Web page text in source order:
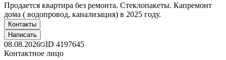
Продается квартира без ремонта. Стеклопакеты. Капремонт
дома ( водопровод, канализация) в 2025 году.
Контакты
Написать
08.08.2026 ID 4197645
Контактное лицо